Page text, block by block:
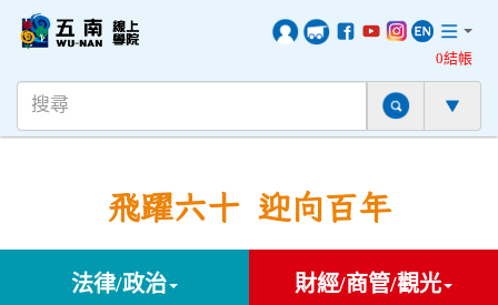
0結帳
飛躍六十 迎向百年
法律/政治 財經/商管/觀光